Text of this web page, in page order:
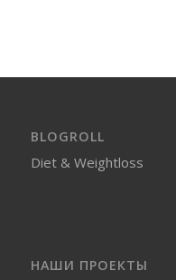
BLOGROLL
Diet & Weightloss
НАШИ ПРОЕКТЫ